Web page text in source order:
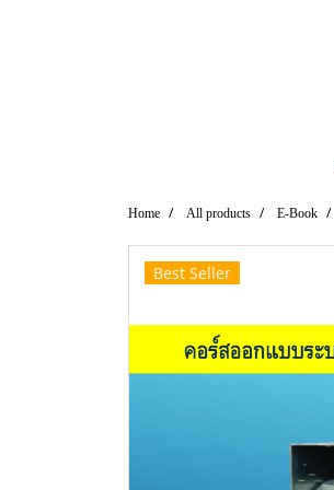
Home All products E-Book
Best Seller